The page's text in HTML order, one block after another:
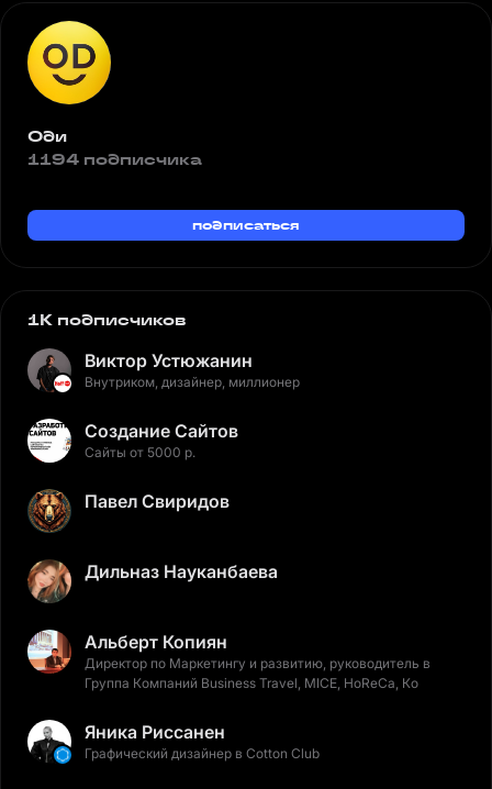
Оди
1194 подписчика
подписаться
1K подписчиков
Виктор Устюжанин
Внутриком, дизайнер, миллионер
Создание Сайтов
Сайты от 5000 р.
Павел Свиридов
Дильназ Науканбаева
Альберт Копиян
Директор по Маркетингу и развитию, руководитель в
Группа Компаний Business Travel, MICE, HoReCa, Ко
Яника Риссанен
Графический дизайнер в Cotton Club